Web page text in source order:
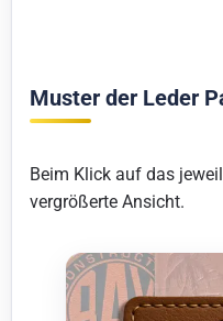
Muster der Leder
Beim Klick auf das
vergrößerte Ansicht.